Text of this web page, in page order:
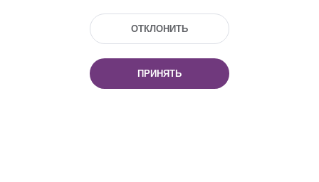
Пр-т Независимости 116
г. Минск, Республика Беларусь, 220114
Тел.: (+375 17) 368 37 37, Факс: (+375 17)
ОТКЛОНИТЬ
ПРИНЯТЬ